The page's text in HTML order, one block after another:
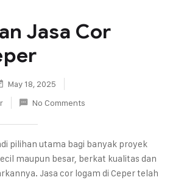
Jasa Cor
May 18, 2025
No Comments
pilihan utama bagi banyak proyek
maupun besar, berkat kualitas dan
Jasa cor logam di Ceper telah